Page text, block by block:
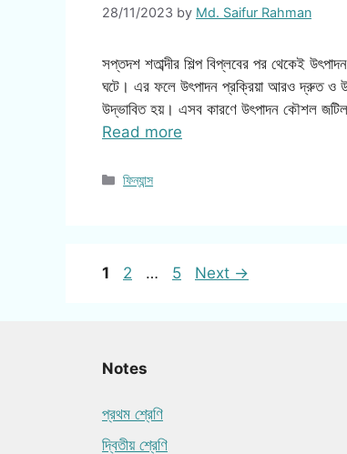
28/11/2023 by Md. Saifur Rahman
সপ্তদশ শতাব্দীর শিল্প বিপ্লবের পর থেকেই
ঘটে। এর ফলে উৎপাদন প্রক্রিয়া আরও দ্রুত ও
উদ্ভাবিত হয়। এসব কারণে উৎপাদন কৌশল
Read more
Categories
ফিন্যান্স
Page
1 Page
2 … Page
5 Next →
Notes
প্রথম শ্রেণি
দ্বিতীয় শ্রেণি